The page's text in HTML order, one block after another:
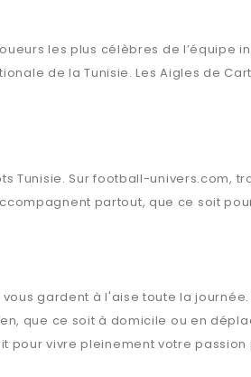
les plus célèbres de l’équipe
de la Tunisie. Les Aigles de
Tunisie. Surfootball-univers.com,
partout, que ce soit
vous gardent à l'aise toute la
que ce soit à domicile ou en
pour vivre pleinement votre